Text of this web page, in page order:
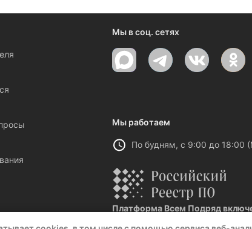
Мы в соц. сетях
Мы работаем
По будням, с 9:00 до 18:00
Платформа Всем Подряд